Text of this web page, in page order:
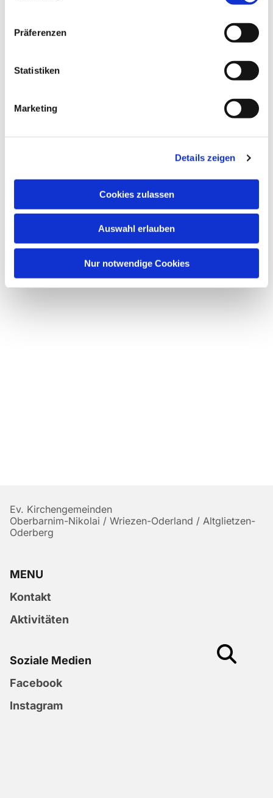
Präferenzen
Statistiken
Marketing
Details zeigen
Cookies zulassen
Auswahl erlauben
Nur notwendige Cookies
Dies könnte Sie auch
interessieren
Ev. Kirchengemeinden
Oberbarnim-Nikolai / Wriezen-Oderland / Altglietzen-
Oderberg
MENU
Kontakt
Aktivitäten
Soziale Medien
Facebook
Instagram